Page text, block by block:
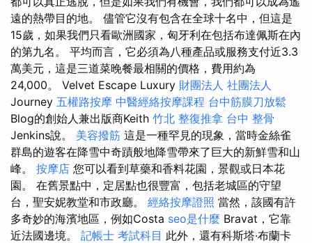
遠的熱帶目的地。 儘管它沒有包含在全球十名中，但這是
15歲，如果我們只看歐洲國家，匈牙利在包括布達佩斯在內
的第九名。 平均而言，它必須為八種產品或服務支付近3.3
萬美元，這是三道菜晚餐最相關的價格，費用約為
24,000。 Velvet Escape Luxury 財團法人 社團法人
Journey 五權路按摩 中醫經絡按摩課程 台中筋膜刀放鬆
Blog的創始人兼出版商Keith 竹北 整復推拿 台中 整骨
Jenkins說。 美容撥筋 這是一種罕見的現象，當時金絲雀
群島的遊客在降雪中奇蹟般地降雪帶來了巨大的新鮮雪和山
峰。 按摩店 您可以看到草藥和香料花園，景觀或日本花
園。 在舊景點中，定居點也很豐富，包括老城區的守望
台，聖安妮教堂和市政廳。 經絡按摩證照 當然，該國有許
多奇妙的海濱地區，例如Costa seo是什麼 Bravat，它靠
近法國邊境。 記帳士 考試科目 此外，還有科斯塔·布蘭卡